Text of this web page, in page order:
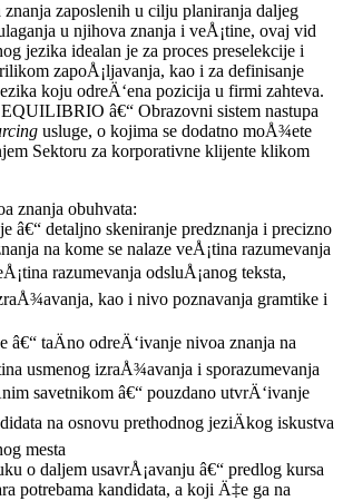
zaposlenih u cilju planiranja daljeg
u njihova znanja i veÅ¡tine, ovaj vid
jezika idealan je za proces preselekcije i
zapoÅ¡ljavanja, kao i za definisanje
koju odreÄ‘ena pozicija u firmi zahteva.
â€“ Obrazovni sistem nastupa
usluge, o kojima se dodatno moÅ¾ete
Sektoru za korporativne klijente klikom
znanja obuhvata:
â€“ detaljno skeniranje predznanja i precizno
na kome se nalaze veÅ¡tina razumevanja
razumevanja odsluÅ¡anog teksta,
kao i nivo poznavanja gramtike i
â€“ taÄno odreÄ‘ivanje nivoa znanja na
usmenog izraÅ¾avanja i sporazumevanja
savetnikom â€“ pouzdano utvrÄ‘ivanje
na osnovu prethodnog jeziÄkog iskustva
mesta
o daljem usavrÅ¡avanju â€“ predlog kursa
potrebama kandidata, a koji Ä‡e ga na